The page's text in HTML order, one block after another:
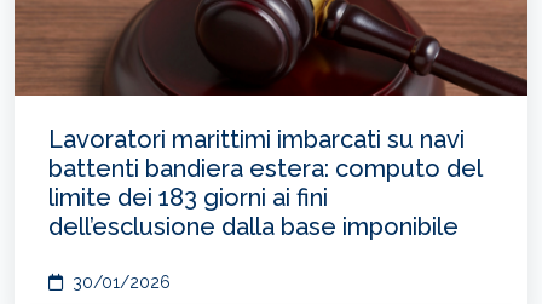
Lavoratori marittimi imbarcati su navi
battenti bandiera estera: computo del
limite dei 183 giorni ai fini
dell’esclusione dalla base imponibile
30/01/2026